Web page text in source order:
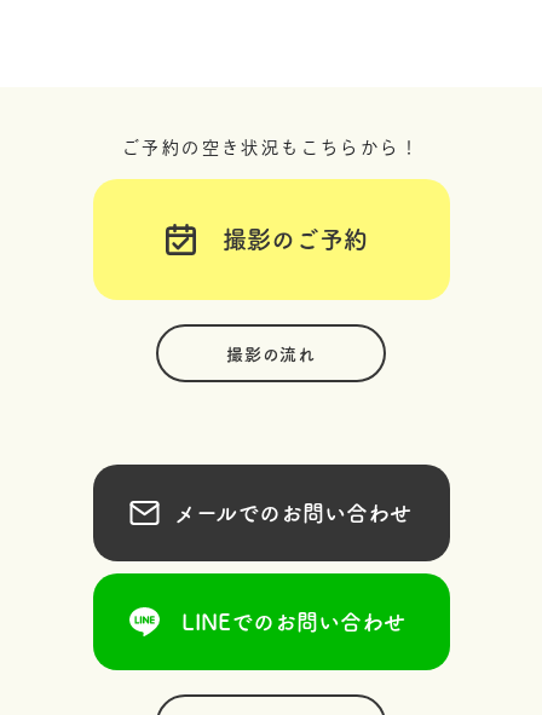
ご予約の空き状況もこちらから！
撮影のご予約
撮影の流れ
メールでのお問い合わせ
LINEでのお問い合わせ